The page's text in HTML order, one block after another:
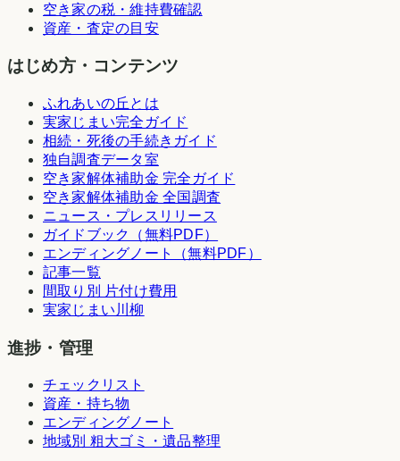
空き家の税・維持費確認
資産・査定の目安
はじめ方・コンテンツ
ふれあいの丘とは
実家じまい完全ガイド
相続・死後の手続きガイド
独自調査データ室
空き家解体補助金 完全ガイド
空き家解体補助金 全国調査
ニュース・プレスリリース
ガイドブック（無料PDF）
エンディングノート（無料PDF）
記事一覧
間取り別 片付け費用
実家じまい川柳
進捗・管理
チェックリスト
資産・持ち物
エンディングノート
地域別 粗大ゴミ・遺品整理